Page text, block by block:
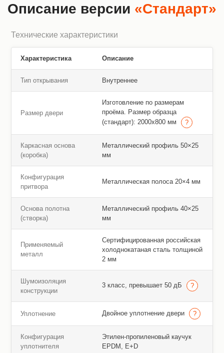
Описание версии «Стандарт»
Технические характеристики
Характеристика Описание
Тип открывания Внутреннее
Размер двери
Изготовление по размерам
проёма. Размер образца
(стандарт): 2000х800 мм
Каркасная основа
(коробка)
Металлический профиль 50×25
мм
Конфигурация
притвора
Металлическая полоса 20×4 мм
Основа полотна
(створка)
Металлический профиль 40×25
мм
Применяемый
металл
Сертифицированная российская
холоднокатаная сталь толщиной
2 мм
Шумоизоляция
конструкции
3 класс, превышает 50 дБ
Уплотнение Двойное уплотнение двери
Конфигурация
уплотнителя
Этилен-пропиленовый каучук
EPDM, E+D